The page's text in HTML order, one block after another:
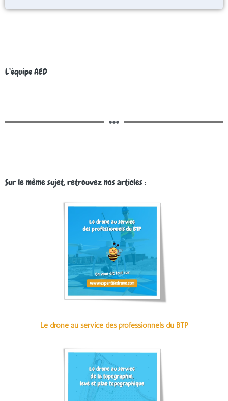
L’équipe AED
Sur le même sujet, retrouvez nos articles :
Le drone au service des professionnels du BTP